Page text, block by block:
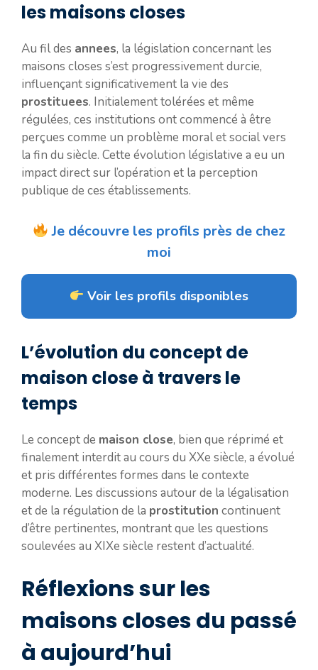
les maisons closes
Au fil des annees, la législation concernant les
maisons closes s’est progressivement durcie,
influençant significativement la vie des
prostituees. Initialement tolérées et même
régulées, ces institutions ont commencé à être
perçues comme un problème moral et social vers
la fin du siècle. Cette évolution législative a eu un
impact direct sur l’opération et la perception
publique de ces établissements.
Je découvre les profils près de chez
moi
Voir les profils disponibles
L’évolution du concept de
maison close à travers le
temps
Le concept de maison close, bien que réprimé et
finalement interdit au cours du XXe siècle, a évolué
et pris différentes formes dans le contexte
moderne. Les discussions autour de la légalisation
et de la régulation de la prostitution continuent
d’être pertinentes, montrant que les questions
soulevées au XIXe siècle restent d’actualité.
Réflexions sur les
maisons closes du passé
à aujourd’hui